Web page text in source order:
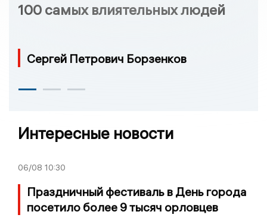
100 самых влиятельных людей
Сергей Петрович Борзенков
Интересные новости
06/08 10:30
Праздничный фестиваль в День города
посетило более 9 тысяч орловцев